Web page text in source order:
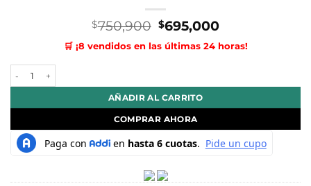
$750,900 El
precio
original
$695,000El
precio
actual
🛒 ¡8 vendidos en las últimas 24 horas!
AÑADIR AL CARRITO
COMPRAR AHORA